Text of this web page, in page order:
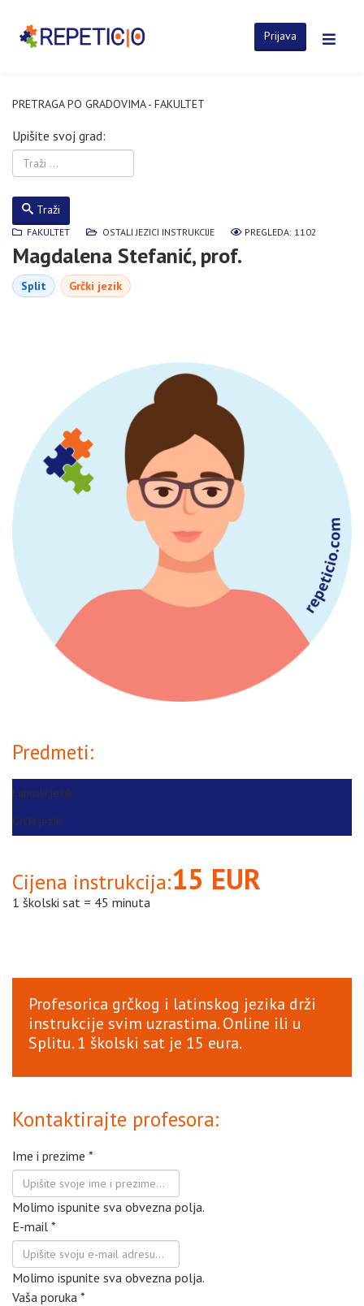
Prijava
PRETRAGA PO GRADOVIMA - FAKULTET
Upišite svoj grad:
Traži
FAKULTET OSTALI JEZICI INSTRUKCIJE PREGLEDA: 1102
Magdalena Stefanić, prof.
Split Grčki jezik
Predmeti:
Latinski jezik
Grčki jezik
Cijena instrukcija:15 EUR
1 školski sat = 45 minuta
Profesorica grčkog i latinskog jezika drži
instrukcije svim uzrastima. Online ili u
Splitu. 1 školski sat je 15 eura.
Kontaktirajte profesora:
Ime i prezime *
Molimo ispunite sva obvezna polja.
E-mail *
Molimo ispunite sva obvezna polja.
Vaša poruka *